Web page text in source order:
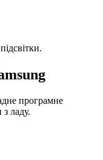
програмне
ладу.